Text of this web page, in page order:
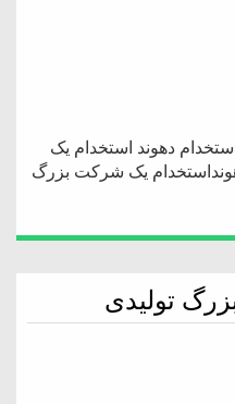
دهوند استخدام یک
یک شرکت بزرگ
تولیدی